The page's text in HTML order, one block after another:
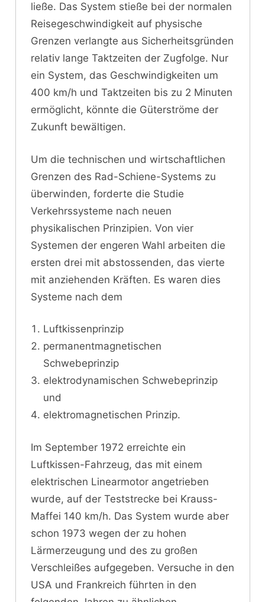
ließe. Das System stieße bei der normalen
Reisegeschwindigkeit auf physische
Grenzen verlangte aus Sicherheitsgründen
relativ lange Taktzeiten der Zugfolge. Nur
ein System, das Geschwindigkeiten um
400 km/h und Taktzeiten bis zu 2 Minuten
ermöglicht, könnte die Güterströme der
Zukunft bewältigen.
Um die technischen und wirtschaftlichen
Grenzen des Rad-Schiene-Systems zu
überwinden, forderte die Studie
Verkehrssysteme nach neuen
physikalischen Prinzipien. Von vier
Systemen der engeren Wahl arbeiten die
ersten drei mit abstossenden, das vierte
mit anziehenden Kräften. Es waren dies
Systeme nach dem
Luftkissenprinzip
permanentmagnetischen
Schwebeprinzip
elektrodynamischen Schwebeprinzip
und
elektromagnetischen Prinzip.
Im September 1972 erreichte ein
Luftkissen-Fahrzeug, das mit einem
elektrischen Linearmotor angetrieben
wurde, auf der Teststrecke bei Krauss-
Maffei 140 km/h. Das System wurde aber
schon 1973 wegen der zu hohen
Lärmerzeugung und des zu großen
Verschleißes aufgegeben. Versuche in den
USA und Frankreich führten in den